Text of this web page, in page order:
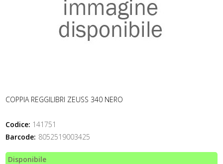
COPPIA REGGILIBRI ZEUSS 340 NERO
Codice: 141751
Barcode: 8052519003425
Disponibile